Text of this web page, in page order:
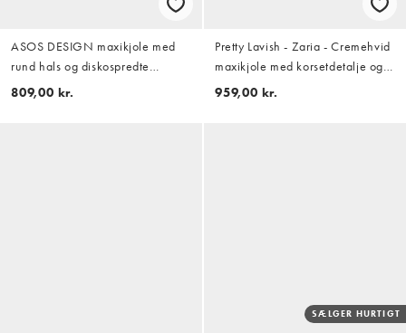
ASOS DESIGN maxikjole med
rund hals og diskospredte
pailletter i gul
809,00 kr.
Pretty Lavish - Zaria - Cremehvid
maxikjole med korsetdetalje og
brune polkaprikker
959,00 kr.
SÆLGER HURTIGT